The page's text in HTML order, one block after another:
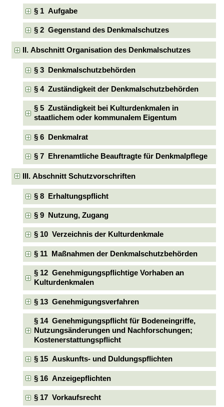
§ 1 Aufgabe
§ 2 Gegenstand des Denkmalschutzes
II. Abschnitt Organisation des Denkmalschutzes
§ 3 Denkmalschutzbehörden
§ 4 Zuständigkeit der Denkmalschutzbehörden
§ 5 Zuständigkeit bei Kulturdenkmalen in
staatlichem oder kommunalem Eigentum
§ 6 Denkmalrat
§ 7 Ehrenamtliche Beauftragte für Denkmalpflege
III. Abschnitt Schutzvorschriften
§ 8 Erhaltungspflicht
§ 9 Nutzung, Zugang
§ 10 Verzeichnis der Kulturdenkmale
§ 11 Maßnahmen der Denkmalschutzbehörden
§ 12 Genehmigungspflichtige Vorhaben an
Kulturdenkmalen
§ 13 Genehmigungsverfahren
§ 14 Genehmigungspflicht für Bodeneingriffe,
Nutzungsänderungen und Nachforschungen;
Kostenerstattungspflicht
§ 15 Auskunfts- und Duldungspflichten
§ 16 Anzeigepflichten
§ 17 Vorkaufsrecht